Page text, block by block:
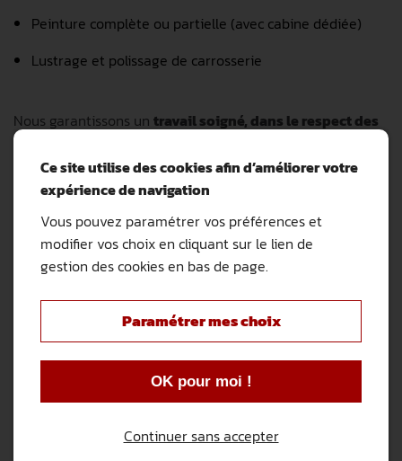
Peinture complète ou partielle (avec cabine dédiée)
Lustrage et polissage de carrosserie
Nous garantissons un travail soigné, dans le respect des
teintes constructeur
Climatisation automobile – Restez
au frais toute l’année
Nous assurons l’entretien et la remise en état de votre
confort et votre sécurité :
Rechargement gaz climatisation R134a et R1234yf
Nettoyage et désinfection du circuit
Changement de compresseur, condenseur, détendeur…
Ce site utilise des cookies afin d’améliorer votre
expérience de navigation
Vous pouvez paramétrer vos préférences et
modifier vos choix en cliquant sur le lien de
gestion des cookies en bas de page.
Paramétrer mes choix
OK pour moi !
Continuer sans accepter